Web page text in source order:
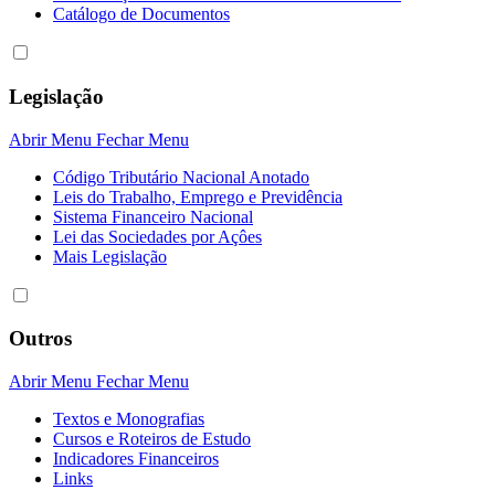
Catálogo de Documentos
Legislação
Abrir Menu Fechar Menu
Código Tributário Nacional Anotado
Leis do Trabalho, Emprego e Previdência
Sistema Financeiro Nacional
Lei das Sociedades por Açôes
Mais Legislação
Outros
Abrir Menu Fechar Menu
Textos e Monografias
Cursos e Roteiros de Estudo
Indicadores Financeiros
Links